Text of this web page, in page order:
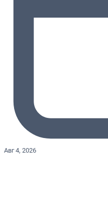
Авг 4, 2026